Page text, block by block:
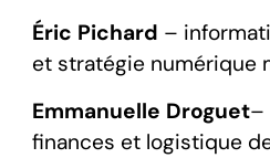
Éric Pichard –
et stratégie numérique
Emmanuelle Droguet–
finances et logistique